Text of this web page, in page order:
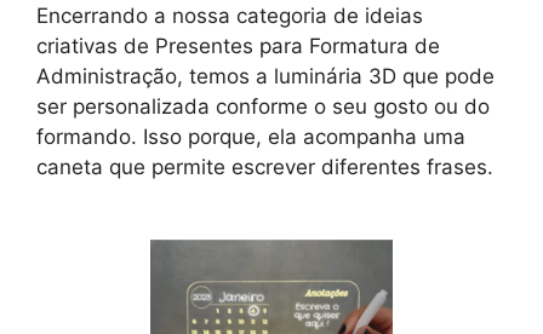
Encerrando a nossa categoria de ideias
criativas de Presentes para Formatura de
Administração, temos a luminária 3D que pode
ser personalizada conforme o seu gosto ou do
formando. Isso porque, ela acompanha uma
caneta que permite escrever diferentes frases.